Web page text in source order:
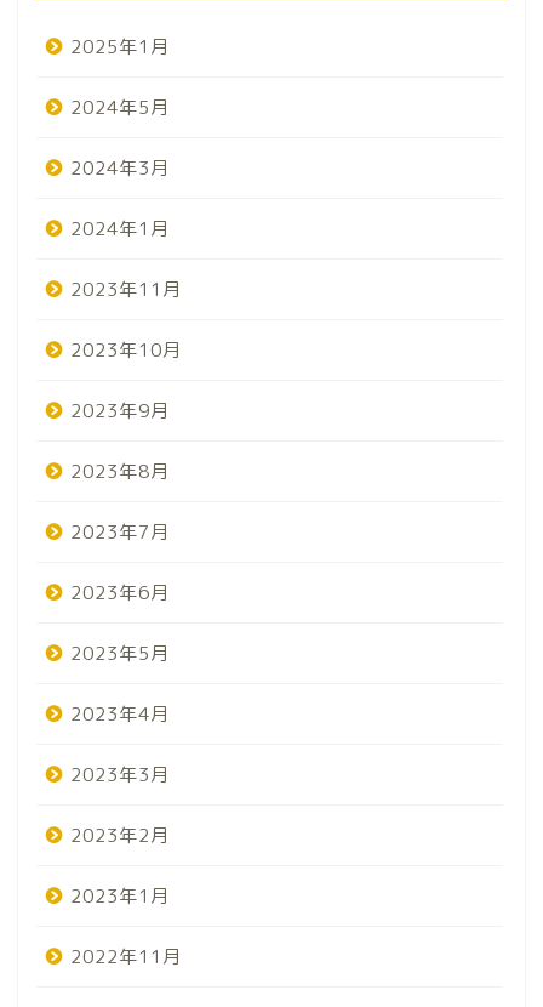
2025年1月
2024年5月
2024年3月
2024年1月
2023年11月
2023年10月
2023年9月
2023年8月
2023年7月
2023年6月
2023年5月
2023年4月
2023年3月
2023年2月
2023年1月
2022年11月